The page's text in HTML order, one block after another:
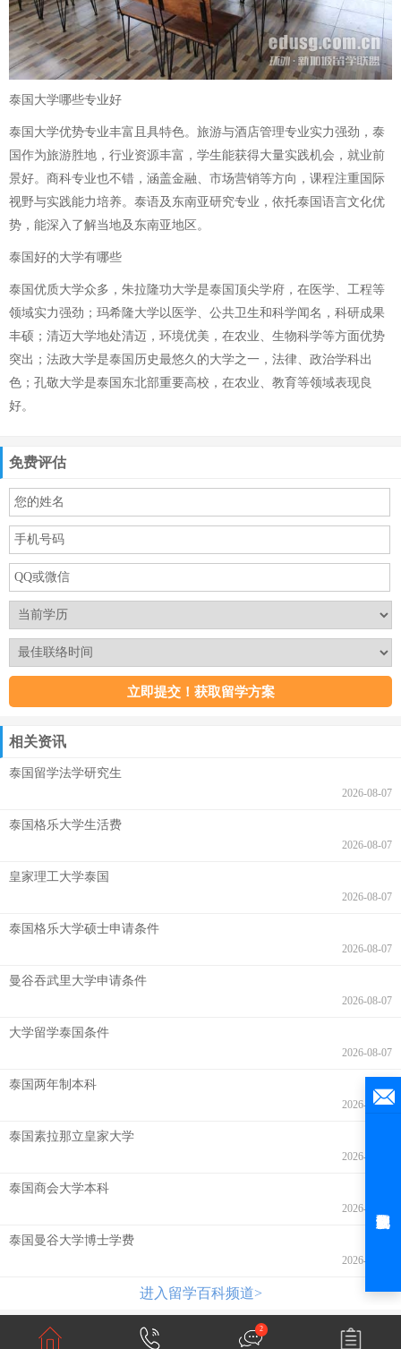
泰国大学哪些专业好
泰国大学优势专业丰富且具特色。旅游与酒店管理专业实力强劲，泰
国作为旅游胜地，行业资源丰富，学生能获得大量实践机会，就业前
景好。商科专业也不错，涵盖金融、市场营销等方向，课程注重国际
视野与实践能力培养。泰语及东南亚研究专业，依托泰国语言文化优
势，能深入了解当地及东南亚地区。
泰国好的大学有哪些
泰国优质大学众多，朱拉隆功大学是泰国顶尖学府，在医学、工程等
领域实力强劲；玛希隆大学以医学、公共卫生和科学闻名，科研成果
丰硕；清迈大学地处清迈，环境优美，在农业、生物科学等方面优势
突出；法政大学是泰国历史最悠久的大学之一，法律、政治学科出
色；孔敬大学是泰国东北部重要高校，在农业、教育等领域表现良
好。
免费评估
相关资讯
泰国留学法学研究生
2026-08-07
泰国格乐大学生活费
2026-08-07
皇家理工大学泰国
2026-08-07
泰国格乐大学硕士申请条件
2026-08-07
曼谷吞武里大学申请条件
2026-08-07
大学留学泰国条件
2026-08-07
泰国两年制本科
2026-08-07
泰国素拉那立皇家大学
2026-08-07
泰国商会大学本科
2026-08-06
泰国曼谷大学博士学费
2026-08-06
进入留学百科频道>
2